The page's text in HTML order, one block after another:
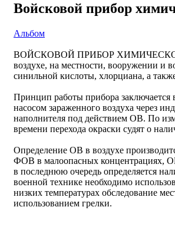
Войсковой прибор
Альбом
ВОЙСКОВОЙ ПРИБОР ХИМИЧЕСКОЙ
воздухе, на местности, вооружении и
синильной кислоты, хлорциана, а
Принцип работы прибора
насосом зараженного воздуха через
наполнителя под действием ОВ. По
времени перехода окраски судят о
Определение ОВ в воздухе
ФОВ в малоопасных концентрациях,
в последнюю очередь определяется
военной технике необходимо
низких температурах обследование
использованием грелки.